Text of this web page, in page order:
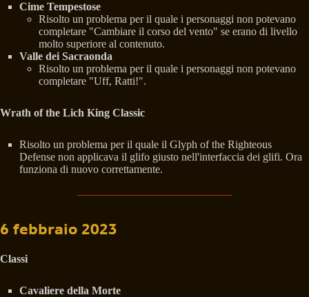
Cime Tempestose
Risolto un problema per il quale i personaggi non potevano
completare "Cambiare il corso del vento" se erano di livello
molto superiore al contenuto.
Valle dei Sacraonda
Risolto un problema per il quale i personaggi non potevano
completare "Uff, Ratti!".
Wrath of the Lich King Classic
Risolto un problema per il quale il Glyph of the Righteous
Defense non applicava il glifo giusto nell'interfaccia dei glifi. Ora
funziona di nuovo correttamente.
6 febbraio 2023
Classi
Cavaliere della Morte